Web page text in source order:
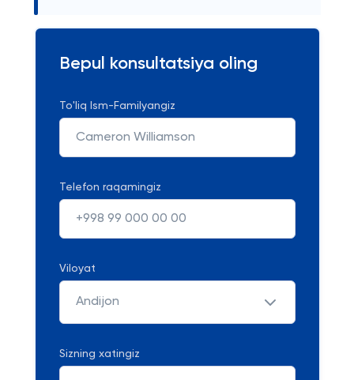
Bepul konsultatsiya oling
To'liq Ism-Familyangiz
Telefon raqamingiz
Viloyat
Andijon
Sizning xatingiz